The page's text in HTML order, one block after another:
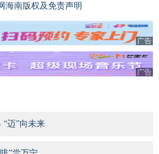
海南版权及免责声明
广告
广告
“迈”向未来